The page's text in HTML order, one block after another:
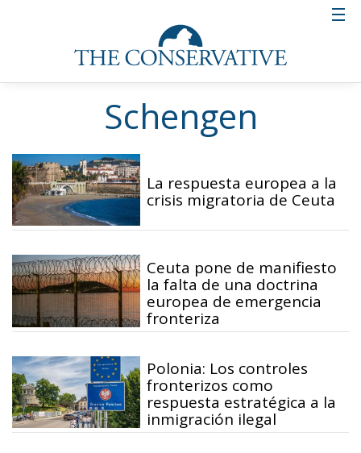
Schengen
La respuesta europea a la
crisis migratoria de Ceuta
Ceuta pone de manifiesto
la falta de una doctrina
europea de emergencia
fronteriza
Polonia: Los controles
fronterizos como
respuesta estratégica a la
inmigración ilegal